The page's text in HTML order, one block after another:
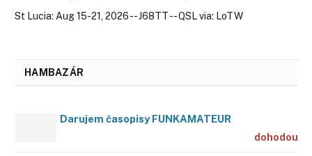
St Lucia: Aug 15-21, 2026 -- J68TT -- QSL via: LoTW
HAMBAZÁR
Darujem časopisy FUNKAMATEUR
dohodou